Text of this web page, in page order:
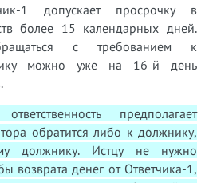
1 допускает просрочку в
более 15 календарных дней.
с требованием к
можно уже на 16-й день
предполагает
обратится либо к должнику,
должнику. Истцу не нужно
возврата денег от Ответчика-1,